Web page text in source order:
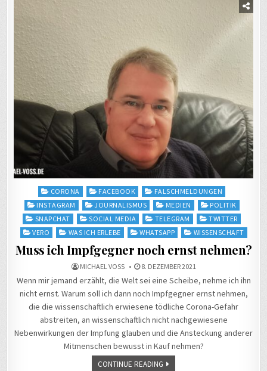
Posted
in
CORONA FACEBOOK
FALSCHMELDUNGEN
INSTAGRAM
JOURNALISMUS MEDIEN
POLITIK
SNAPCHAT
SOCIAL MEDIA TELEGRAM
TWITTER
VERO
WAS ICH ERLEBE WHATSAPP WISSENSCHAFT
Muss ich Impfgegner noch ernst nehmen?
MICHAEL VOSS 8. DEZEMBER 2021
Wenn mir jemand erzählt, die Welt sei eine Scheibe, nehme ich ihn
nicht ernst. Warum soll ich dann noch Impfgegner ernst nehmen,
die die wissenschaftlich erwiesene tödliche Corona-Gefahr
abstreiten, an wissenschaftlich nicht nachgewiesene
Nebenwirkungen der Impfung glauben und die Ansteckung anderer
Mitmenschen bewusst in Kauf nehmen?
CONTINUE READING